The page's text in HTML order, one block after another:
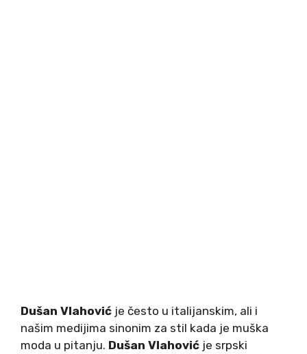
Dušan Vlahović je često u italijanskim, ali i
našim medijima sinonim za stil kada je muška
moda u pitanju. Dušan Vlahović je srpski